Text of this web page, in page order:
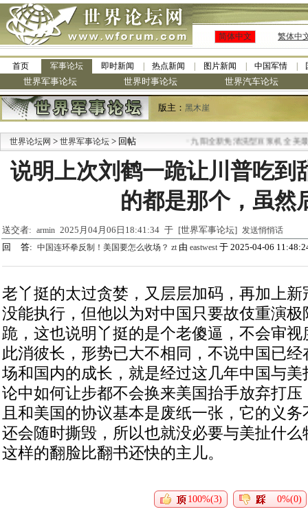
简体中文 繁体中
首页 军事论坛 即时新闻 热点新闻 图片新闻 中国军情
世界军事论坛 世界时事论坛 世界汽车论坛
版主： 黑木崖
世界论坛网 > 世界军事论坛 > 回帖 九阳全新免清洗型豆浆机 全美最低
说明上次刘鹤一跪让川普吃到
的都是那个，虽然
送交者: armin 2025月04月06日18:41:34 于 [世界军事论坛] 发送悄悄话
回 答: 中国连环拳反制！美国要怎么收场？ zt 由 eastwest 于 2025-04-06
老丫挺的太过贪婪，又层层加码，再加上
没能执行，但他以为对中国只要故伎重演
跪，这也说明丫挺的是个老傻逼，不会审
此消彼长，形势已大不相同，不说中国已
场和国内的成长，就是经过这几年中国与
论中如何让步都不会换来美国抬手放弃打
且和美国的协议基本是废纸一张，它的义
还会随时撕毁，所以也就没必要与美扯什
这样的翻脸比翻书还快的主儿。
100%(3) 0%(0)